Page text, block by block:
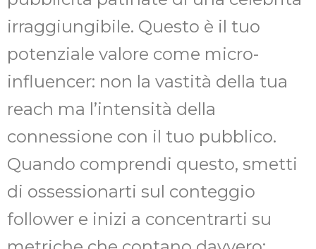
irraggiungibile. Questo è il tuo
potenziale valore come micro-
influencer: non la vastità della tua
reach ma l’intensità della
connessione con il tuo pubblico.
Quando comprendi questo, smetti
di ossessionarti sul conteggio
follower e inizi a concentrarti su